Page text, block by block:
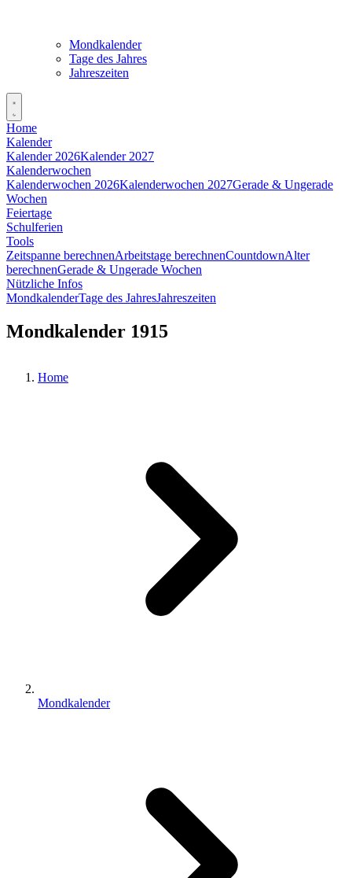
Mondkalender
Tage des Jahres
Jahreszeiten
Home
Kalender
Kalender 2026Kalender 2027
Kalenderwochen
Kalenderwochen 2026Kalenderwochen 2027Gerade & Ungerade
Wochen
Feiertage
Schulferien
Tools
Zeitspanne berechnenArbeitstage berechnenCountdownAlter
berechnenGerade & Ungerade Wochen
Nützliche Infos
MondkalenderTage des JahresJahreszeiten
Mondkalender 1915
Home
Mondkalender